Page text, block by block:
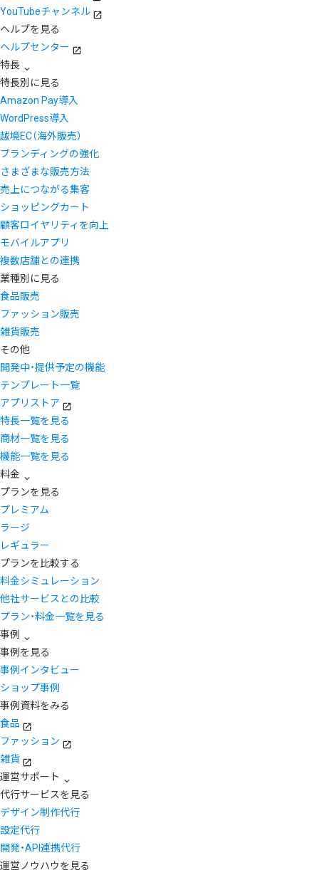
YouTubeチャンネル
ヘルプを見る
ヘルプセンター
特長
特長別に見る
Amazon Pay導入
WordPress導入
越境EC（海外販売）
ブランディングの強化
さまざまな販売方法
売上につながる集客
ショッピングカート
顧客ロイヤリティを向上
モバイルアプリ
複数店舗との連携
業種別に見る
食品販売
ファッション販売
雑貨販売
その他
開発中・提供予定の機能
テンプレート一覧
アプリストア
特長一覧を見る
商材一覧を見る
機能一覧を見る
料金
プランを見る
プレミアム
ラージ
レギュラー
プランを比較する
料金シミュレーション
他社サービスとの比較
プラン・料金一覧を見る
事例
事例を見る
事例インタビュー
ショップ事例
事例資料をみる
食品
ファッション
雑貨
運営サポート
代行サービスを見る
デザイン制作代行
設定代行
開発・API連携代行
運営ノウハウを見る